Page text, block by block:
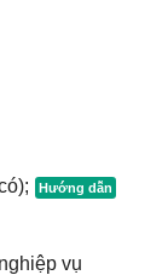
vụ